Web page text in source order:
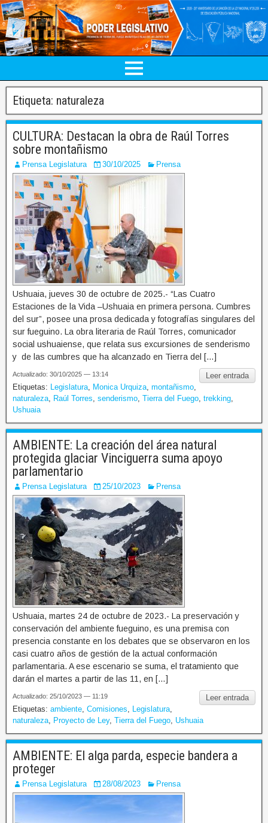
Etiqueta: naturaleza
CULTURA: Destacan la obra de Raúl Torres
sobre montañismo
Prensa Legislatura 30/10/2025 Prensa
Ushuaia, jueves 30 de octubre de 2025.- “Las Cuatro
Estaciones de la Vida –Ushuaia en primera persona. Cumbres
del sur”, posee una prosa dedicada y fotografías singulares del
sur fueguino. La obra literaria de Raúl Torres, comunicador
social ushuaiense, que relata sus excursiones de senderismo
y de las cumbres que ha alcanzado en Tierra del […]
Leer entrada
Actualizado: 30/10/2025 — 13:14
Etiquetas: Legislatura Monica Urquiza montañismo
naturaleza
Raúl Torres senderismo Tierra del Fuego trekking
Ushuaia
AMBIENTE: La creación del área natural
protegida glaciar Vinciguerra suma apoyo
parlamentario
Prensa Legislatura 25/10/2023 Prensa
Ushuaia, martes 24 de octubre de 2023.- La preservación y
conservación del ambiente fueguino, es una premisa con
presencia constante en los debates que se observaron en los
casi cuatro años de gestión de la actual conformación
parlamentaria. A ese escenario se suma, el tratamiento que
darán el martes a partir de las 11, en […]
Leer entrada
Actualizado: 25/10/2023 — 11:19
Etiquetas: ambiente Comisiones Legislatura
naturaleza
Proyecto de Ley, Tierra del Fuego Ushuaia
AMBIENTE: El alga parda, especie bandera a
proteger
Prensa Legislatura 28/08/2023 Prensa